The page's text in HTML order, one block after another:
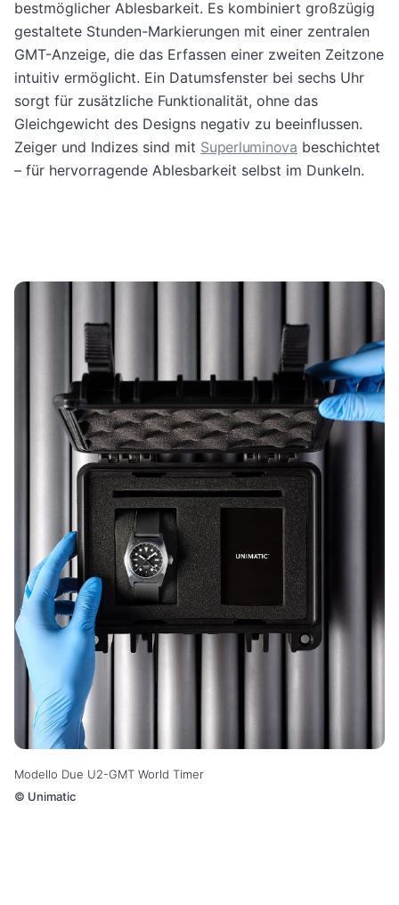
bestmöglicher Ablesbarkeit. Es kombiniert großzügig
gestaltete Stunden-Markierungen mit einer zentralen
GMT-Anzeige, die das Erfassen einer zweiten Zeitzone
intuitiv ermöglicht. Ein Datumsfenster bei sechs Uhr
sorgt für zusätzliche Funktionalität, ohne das
Gleichgewicht des Designs negativ zu beeinflussen.
Zeiger und Indizes sind mit Superluminova beschichtet
– für hervorragende Ablesbarkeit selbst im Dunkeln.
Modello Due U2-GMT World Timer
© Unimatic